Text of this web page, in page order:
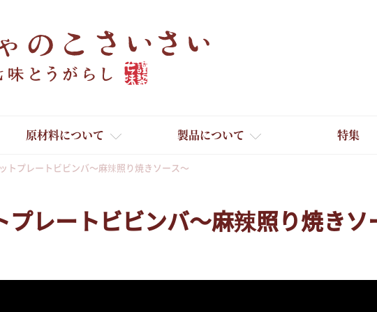
し
たれ・ドレッシング
原材料について 製品について 特集
トプレートビビンバ～麻辣照り焼きソース～
プレートビビンバ～麻辣照り焼きソ